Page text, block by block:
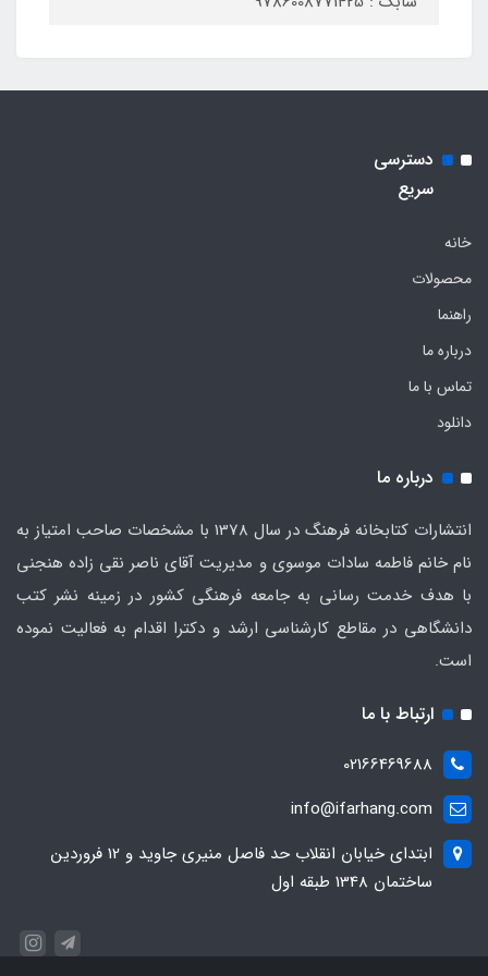
دسترسی
سریع
خانه
محصولات
راهنما
درباره ما
تماس با ما
دانلود
درباره ما
انتشارات کتابخانه فرهنگ در سال 1378 با مشخصات صاحب امتیاز به
نام خانم فاطمه سادات موسوی و مدیریت آقای ناصر نقی زاده هنجنی
با هدف خدمت رسانی به جامعه فرهنگی کشور در زمینه نشر کتب
دانشگاهی در مقاطع کارشناسی ارشد و دکترا اقدام به فعالیت نموده
است.
ارتباط با ما
02166469688
info@ifarhang.com
ابتداي خيابان انقلاب حد فاصل منيري جاويد و 12 فروردين
ساختمان 1348 طبقه اول